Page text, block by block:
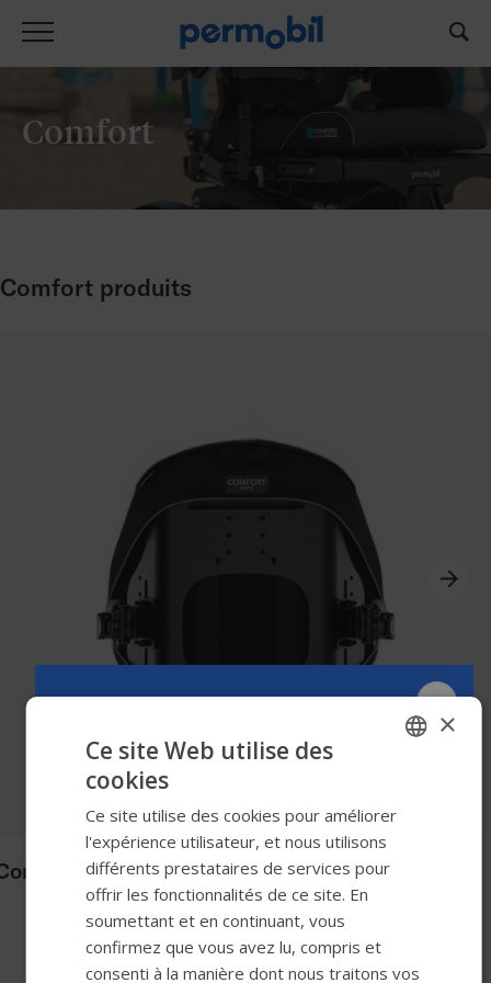
Comfort
Comfort produits
Unite Back
SWEDISH
DUTCH
GERMAN
DANISH
×
Ce site Web utilise des
cookies
Ce site utilise des cookies pour améliorer
l'expérience utilisateur, et nous utilisons
différents prestataires de services pour
offrir les fonctionnalités de ce site. En
soumettant et en continuant, vous
confirmez que vous avez lu, compris et
consenti à la manière dont nous traitons vos